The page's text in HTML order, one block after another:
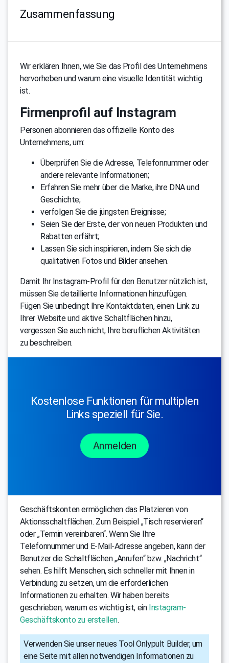
Zusammenfassung
Wir erklären Ihnen, wie Sie das Profil des Unternehmens
hervorheben und warum eine visuelle Identität wichtig
ist.
Firmenprofil auf Instagram
Personen abonnieren das offizielle Konto des
Unternehmens, um:
Überprüfen Sie die Adresse, Telefonnummer oder
andere relevante Informationen;
Erfahren Sie mehr über die Marke, ihre DNA und
Geschichte;
verfolgen Sie die jüngsten Ereignisse;
Seien Sie der Erste, der von neuen Produkten und
Rabatten erfährt;
Lassen Sie sich inspirieren, indem Sie sich die
qualitativen Fotos und Bilder ansehen.
Damit Ihr Instagram-Profil für den Benutzer nützlich ist,
müssen Sie detaillierte Informationen hinzufügen.
Fügen Sie unbedingt Ihre Kontaktdaten, einen Link zu
Ihrer Website und aktive Schaltflächen hinzu,
vergessen Sie auch nicht, Ihre beruflichen Aktivitäten
zu beschreiben.
Kostenlose Funktionen für multiplen
Links speziell für Sie.
Anmelden
Geschäftskonten ermöglichen das Platzieren von
Aktionsschaltflächen. Zum Beispiel „Tisch reservieren“
oder „Termin vereinbaren“. Wenn Sie Ihre
Telefonnummer und E-Mail-Adresse angeben, kann der
Benutzer die Schaltflächen „Anrufen“ bzw. „Nachricht“
sehen. Es hilft Menschen, sich schneller mit Ihnen in
Verbindung zu setzen, um die erforderlichen
Informationen zu erhalten. Wir haben bereits
geschrieben, warum es wichtig ist, ein Instagram-
Geschäftskonto zu erstellen.
Verwenden Sie unser neues Tool Onlypult Builder, um
eine Seite mit allen notwendigen Informationen zu